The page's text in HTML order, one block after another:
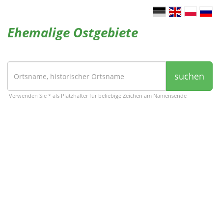
Ehemalige Ostgebiete
suchen
Verwenden Sie * als Platzhalter für beliebige Zeichen am Namensende